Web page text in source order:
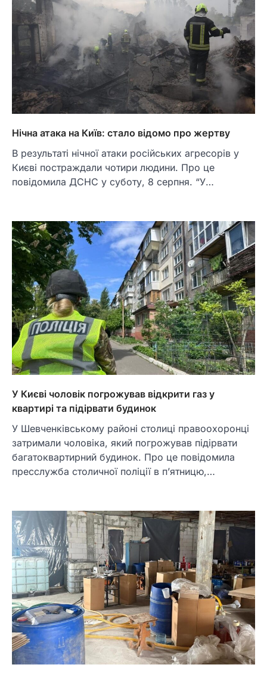
Нічна атака на Київ: стало відомо про жертву
В результаті нічної атаки російських агресорів у
Києві постраждали чотири людини. Про це
повідомила ДСНС у суботу, 8 серпня. “У…
У Києві чоловік погрожував відкрити газ у
квартирі та підірвати будинок
У Шевченківському районі столиці правоохоронці
затримали чоловіка, який погрожував підірвати
багатоквартирний будинок. Про це повідомила
пресслужба столичної поліції в п’ятницю,…